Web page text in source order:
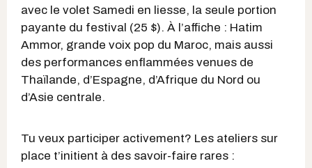
avec le volet Samedi en liesse, la seule portion
payante du festival (25 $). À l’affiche : Hatim
Ammor, grande voix pop du Maroc, mais aussi
des performances enflammées venues de
Thaïlande, d’Espagne, d’Afrique du Nord ou
d’Asie centrale.
Tu veux participer activement? Les ateliers sur
place t’initient à des savoir-faire rares :